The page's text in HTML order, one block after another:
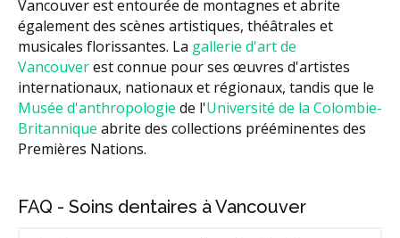
Vancouver est entourée de montagnes et abrite
également des scènes artistiques, théâtrales et
musicales florissantes. La gallerie d'art de
Vancouverest connue pour ses œuvres d'artistes
internationaux, nationaux et régionaux, tandis que le
Musée d'anthropologie de l'Université de la Colombie-
Britannique abrite des collections prééminentes des
Premières Nations.
FAQ - Soins dentaires à Vancouver